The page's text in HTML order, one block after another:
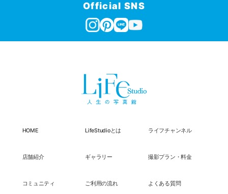
Official SNS
HOME LifeStudioとは ライフチャンネル
店舗紹介 ギャラリー 撮影プラン・料金
コミュニティ ご利用の流れ よくある質問